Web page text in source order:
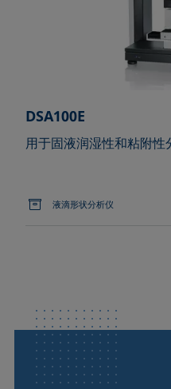
DSA100E
用于固液润湿性和粘附
液滴形状分析仪